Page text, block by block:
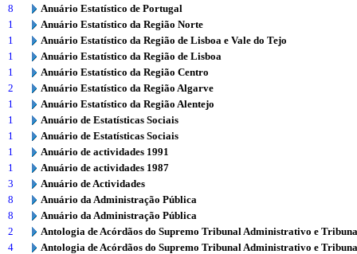
8
Anuário Estatístico de Portugal
1
Anuário Estatístico da Região Norte
1
Anuário Estatístico da Região de Lisboa e Vale do Tejo
1
Anuário Estatístico da Região de Lisboa
1
Anuário Estatístico da Região Centro
2
Anuário Estatístico da Região Algarve
1
Anuário Estatístico da Região Alentejo
1
Anuário de Estatísticas Sociais
1
Anuário de Estatísticas Sociais
1
Anuário de actividades 1991
1
Anuário de actividades 1987
3
Anuário de Actividades
8
Anuário da Administração Pública
8
Anuário da Administração Pública
2
Antologia de Acórdãos do Supremo Tribunal Administrativo e
4
Antologia de Acórdãos do Supremo Tribunal Administrativo e